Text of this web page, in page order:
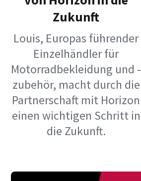
Zukunft
Louis, Europas führender
Einzelhändler für
Motorradbekleidung und -
zubehör, macht durch die
Partnerschaft mit Horizon
einen wichtigen Schritt in
die Zukunft.